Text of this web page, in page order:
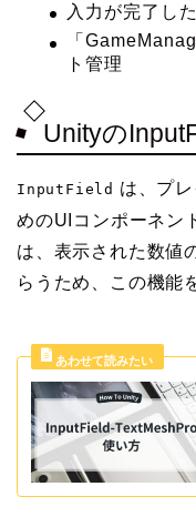
入力が完了し
「
ト管理
Unityの
InputField は、プ
めのUIコンポーネン
は、表示された数値
らうため、この機能